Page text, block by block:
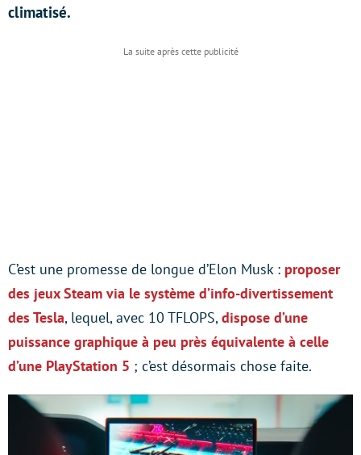
climatisé.
C’est une promesse de longue d’Elon Musk : proposer
des jeux Steam via le système d’info-divertissement
des Tesla, lequel, avec 10 TFLOPS,dispose d’une
puissance graphique à peu près équivalente à celle
d’une PlayStation 5 ; c’est désormais chose faite.